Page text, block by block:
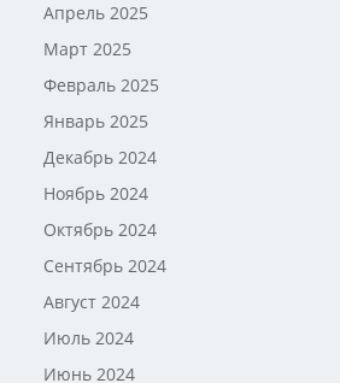
Апрель 2025
Март 2025
Февраль 2025
Январь 2025
Декабрь 2024
Ноябрь 2024
Октябрь 2024
Сентябрь 2024
Август 2024
Июль 2024
Июнь 2024